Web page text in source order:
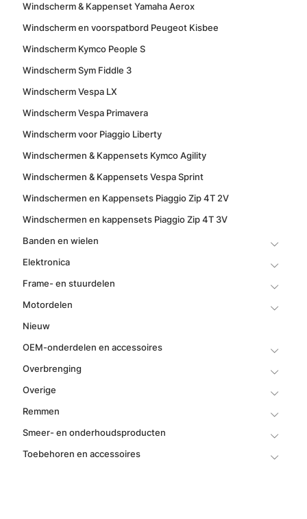
Windscherm & Kappenset Yamaha Aerox
Windscherm en voorspatbord Peugeot Kisbee
Windscherm Kymco People S
Windscherm Sym Fiddle 3
Windscherm Vespa LX
Windscherm Vespa Primavera
Windscherm voor Piaggio Liberty
Windschermen & Kappensets Kymco Agility
Windschermen & Kappensets Vespa Sprint
Windschermen en Kappensets Piaggio Zip 4T 2V
Windschermen en kappensets Piaggio Zip 4T 3V
Banden en wielen
Elektronica
Frame- en stuurdelen
Motordelen
Nieuw
OEM-onderdelen en accessoires
Overbrenging
Overige
Remmen
Smeer- en onderhoudsproducten
Toebehoren en accessoires